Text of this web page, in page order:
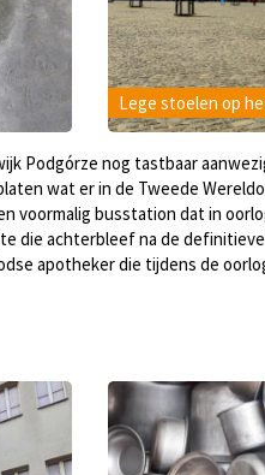
Lege stoelen op
Podgórze nog tastbaar
wat er in de Tweede
voormalig busstation dat in
die achterbleef na de
apotheker die tijdens de